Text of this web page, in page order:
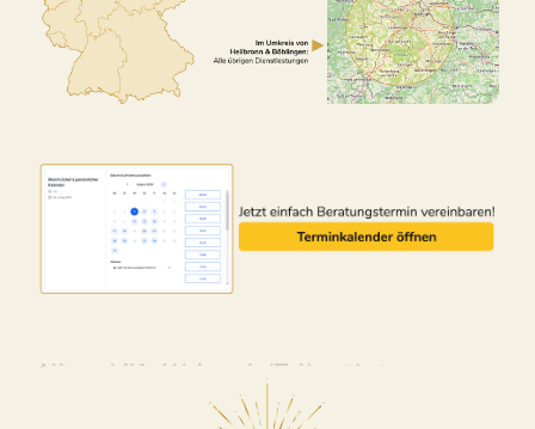
Alltagshilfe Weissach (Tal) – ↗️Lotus-
Betreuungsdienst: ✓Pflegehilfe, Betreuung